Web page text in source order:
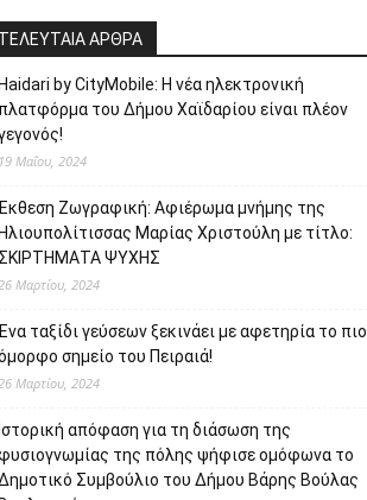
ΤΕΛΕΥΤΑΙΑ ΑΡΘΡΑ
Haidari by CityMobile: Η νέα ηλεκτρονική
πλατφόρμα του Δήμου Χαϊδαρίου είναι πλέον
19 Μαΐου, 2024
Ζωγραφική: Αφιέρωμα μνήμης της
Ηλιουπολίτισσας Μαρίας Χριστούλη με τίτλο:
ΣΚΙΡΤΗΜΑΤΑ ΨΥΧΗΣ
Μαρτίου, 2024
ταξίδι γεύσεων ξεκινάει με αφετηρία το πιο
σημείο του Πειραιά!
Μαρτίου, 2024
Ιστορική απόφαση για τη διάσωση της
της πόλης ψήφισε ομόφωνα το
Συμβούλιο του Δήμου Βάρης Βούλας